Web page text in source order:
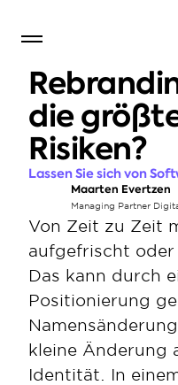
die
Risiken?
Lassen Sie sich von
Maarten Evertzen
Managing Partner
Von Zeit zu Zeit
aufgefrischt oder
Das kann durch
Positionierung
kleine Änderung
Identität. In